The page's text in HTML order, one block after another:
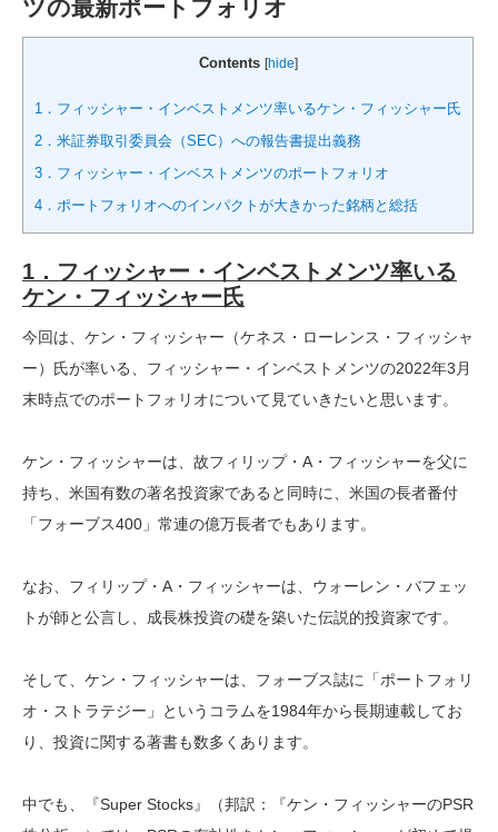
ツの最新ポートフォリオ
Contents [hide]
1．フィッシャー・インベストメンツ率いるケン・フィッシャー氏
2．米証券取引委員会（SEC）への報告書提出義務
3．フィッシャー・インベストメンツのポートフォリオ
4．ポートフォリオへのインパクトが大きかった銘柄と総括
1．フィッシャー・インベストメンツ率いる
ケン・フィッシャー氏
今回は、ケン・フィッシャー（ケネス・ローレンス・フィッシャ
ー）氏が率いる、フィッシャー・インベストメンツの2022年3月
末時点でのポートフォリオについて見ていきたいと思います。
ケン・フィッシャーは、故フィリップ・A・フィッシャーを父に
持ち、米国有数の著名投資家であると同時に、米国の長者番付
「フォーブス400」常連の億万長者でもあります。
なお、フィリップ・A・フィッシャーは、ウォーレン・バフェッ
トが師と公言し、成長株投資の礎を築いた伝説的投資家です。
そして、ケン・フィッシャーは、フォーブス誌に「ポートフォリ
オ・ストラテジー」というコラムを1984年から長期連載してお
り、投資に関する著書も数多くあります。
中でも、『Super Stocks』（邦訳：『ケン・フィッシャーのPSR